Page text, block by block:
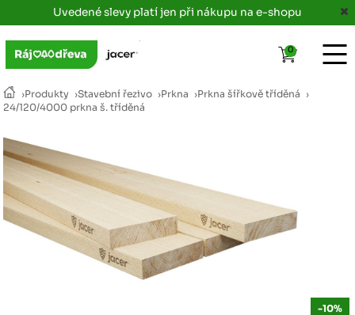
Uvedené slevy platí jen při nákupu na e-shopu
›Produkty ›Stavební řezivo ›Prkna ›Prkna šířkově tříděná ›
24/120/4000 prkna š. tříděná
-10%
0